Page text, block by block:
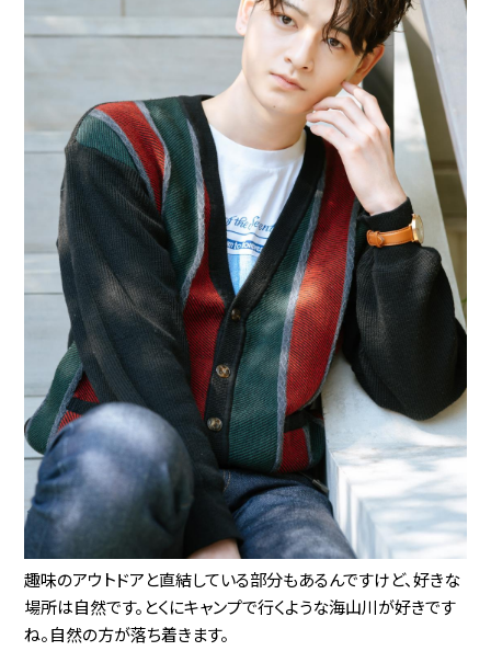
趣味のアウトドアと直結している部分もあるんですけど、好きな
場所は自然です。とくにキャンプで行くような海山川が好きです
ね。自然の方が落ち着きます。